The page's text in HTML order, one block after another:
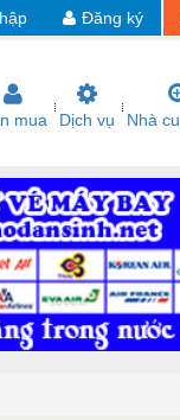
Đăng ký
mua Dịch vụ Nhà